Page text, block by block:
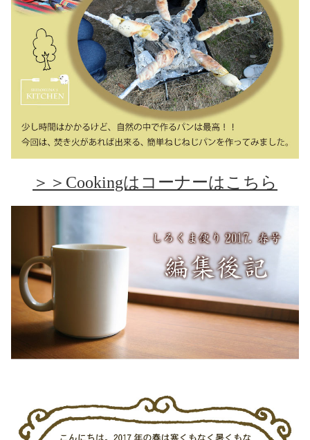
＞＞Cookingはコーナーはこちら